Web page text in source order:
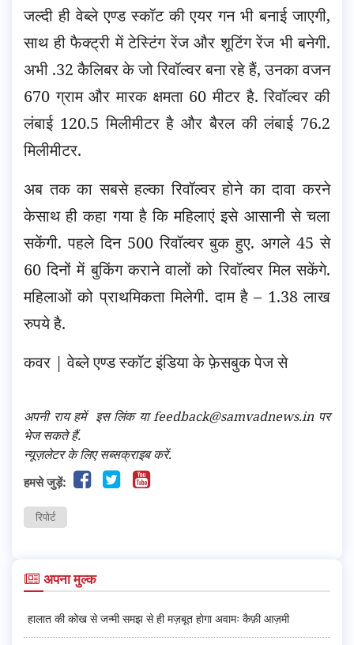
जल्दी ही वेब्ले एण्ड स्कॉट की एयर गन भी बनाई जाएगी,
साथ ही फैक्ट्री में टेस्टिंग रेंज और शूटिंग रेंज भी बनेगी.
अभी .32 कैलिबर के जो रिवॉल्वर बना रहे हैं, उनका वजन
670 ग्राम और मारक क्षमता 60 मीटर है. रिवॉल्वर की
लंबाई 120.5 मिलीमीटर है और बैरल की लंबाई 76.2
मिलीमीटर.
अब तक का सबसे हल्का रिवॉल्वर होने का दावा करने
केसाथ ही कहा गया है कि महिलाएं इसे आसानी से चला
सकेंगी. पहले दिन 500 रिवॉल्वर बुक हुए. अगले 45 से
60 दिनों में बुकिंग कराने वालों को रिवॉल्वर मिल सकेंगे.
महिलाओं को प्राथमिकता मिलेगी. दाम है – 1.38 लाख
रुपये है.
कवर |वेब्ले एण्ड स्कॉट इंडिया के फ़ेसबुक पेज से
अपनी राय हमें इस लिंक या feedback@samvadnews.in पर
भेज सकते हैं.
न्यूज़लेटर के लिए सब्सक्राइब करें.
हमसे जुड़ें:
रिपोर्ट
अपना मुल्क
हालात की कोख से जन्मी समझ से ही मज़बूत होगा अवामः कैफ़ी आज़मी